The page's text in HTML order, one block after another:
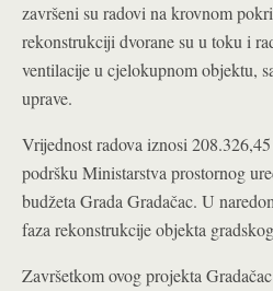
završeni su radovi na krovnom
rekonstrukciji dvorane su u toku i
ventilacije u cjelokupnom objektu,
uprave.
Vrijednost radova iznosi
podršku Ministarstva prostornog
budžeta Grada Gradačac. U
faza rekonstrukcije objekta
Završetkom ovog projekta